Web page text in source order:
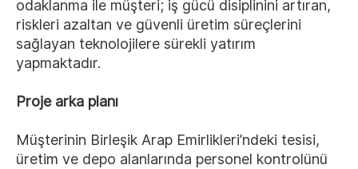
odaklanma ile müşteri; iş gücü disiplinini artıran,
riskleri azaltan ve güvenli üretim süreçlerini
sağlayan teknolojilere sürekli yatırım
yapmaktadır.
Proje arka planı
Müşterinin Birleşik Arap Emirlikleri’ndeki tesisi,
üretim ve depo alanlarında personel kontrolünü